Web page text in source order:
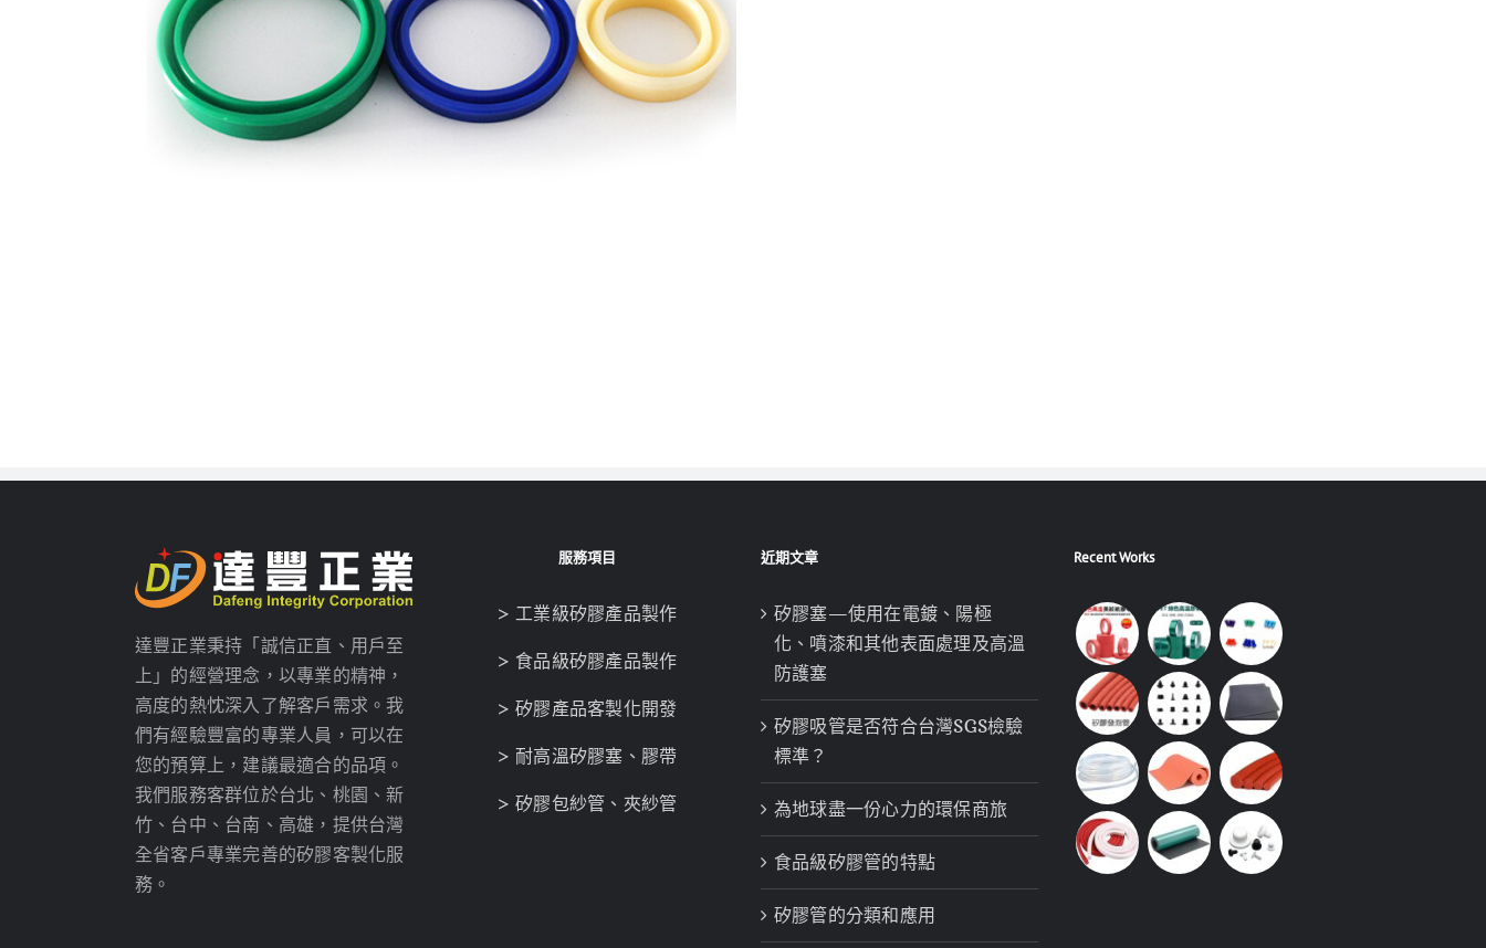
達豐正業秉持「誠信正直、用戶至
上」的經營理念，以專業的精神，
高度的熱忱深入了解客戶需求。我
們有經驗豐富的專業人員，可以在
您的預算上，建議最適合的品項。
我們服務客群位於台北、桃園、新
竹、台中、台南、高雄，提供台灣
全省客戶專業完善的矽膠客製化服
務。
服務項目
> 工業級矽膠產品製作
> 食品級矽膠產品製作
> 矽膠產品客製化開發
> 耐高溫矽膠塞、膠帶
> 矽膠包紗管、夾紗管
近期文章
矽膠塞—使用在電鍍、陽極
化、噴漆和其他表面處理及高溫
防護塞
矽膠吸管是否符合台灣SGS檢驗
標準？
為地球盡一份心力的環保商旅
食品級矽膠管的特點
矽膠管的分類和應用
Recent Works